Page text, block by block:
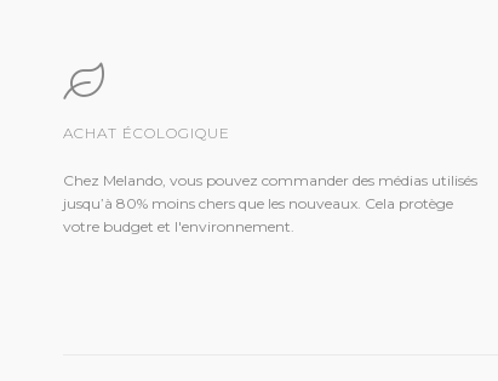
ACHAT ÉCOLOGIQUE
Chez Melando, vous pouvez commander des médias utilisés
jusqu’à 80% moins chers que les nouveaux. Cela protège
votre budget et l'environnement.